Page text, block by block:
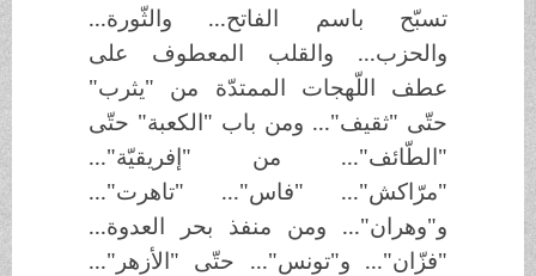
تسبّح باسم الفاتح... والثّورة...
والحزب... والقلب المعطوف على
عطف اللّهجات الممتدّة من "يثرب"
حتّى "ثقيف"... ومن باب "الكعبة" حتّى
"الطّائف"... من "إفريقيّة"...
"مرّاكش"... "فاس"... "تاهرت"...
و"وهران"... ومن منفذ بحر العدوة...
"فزّان"... و"تونس"... حتّى "الأزهر"...